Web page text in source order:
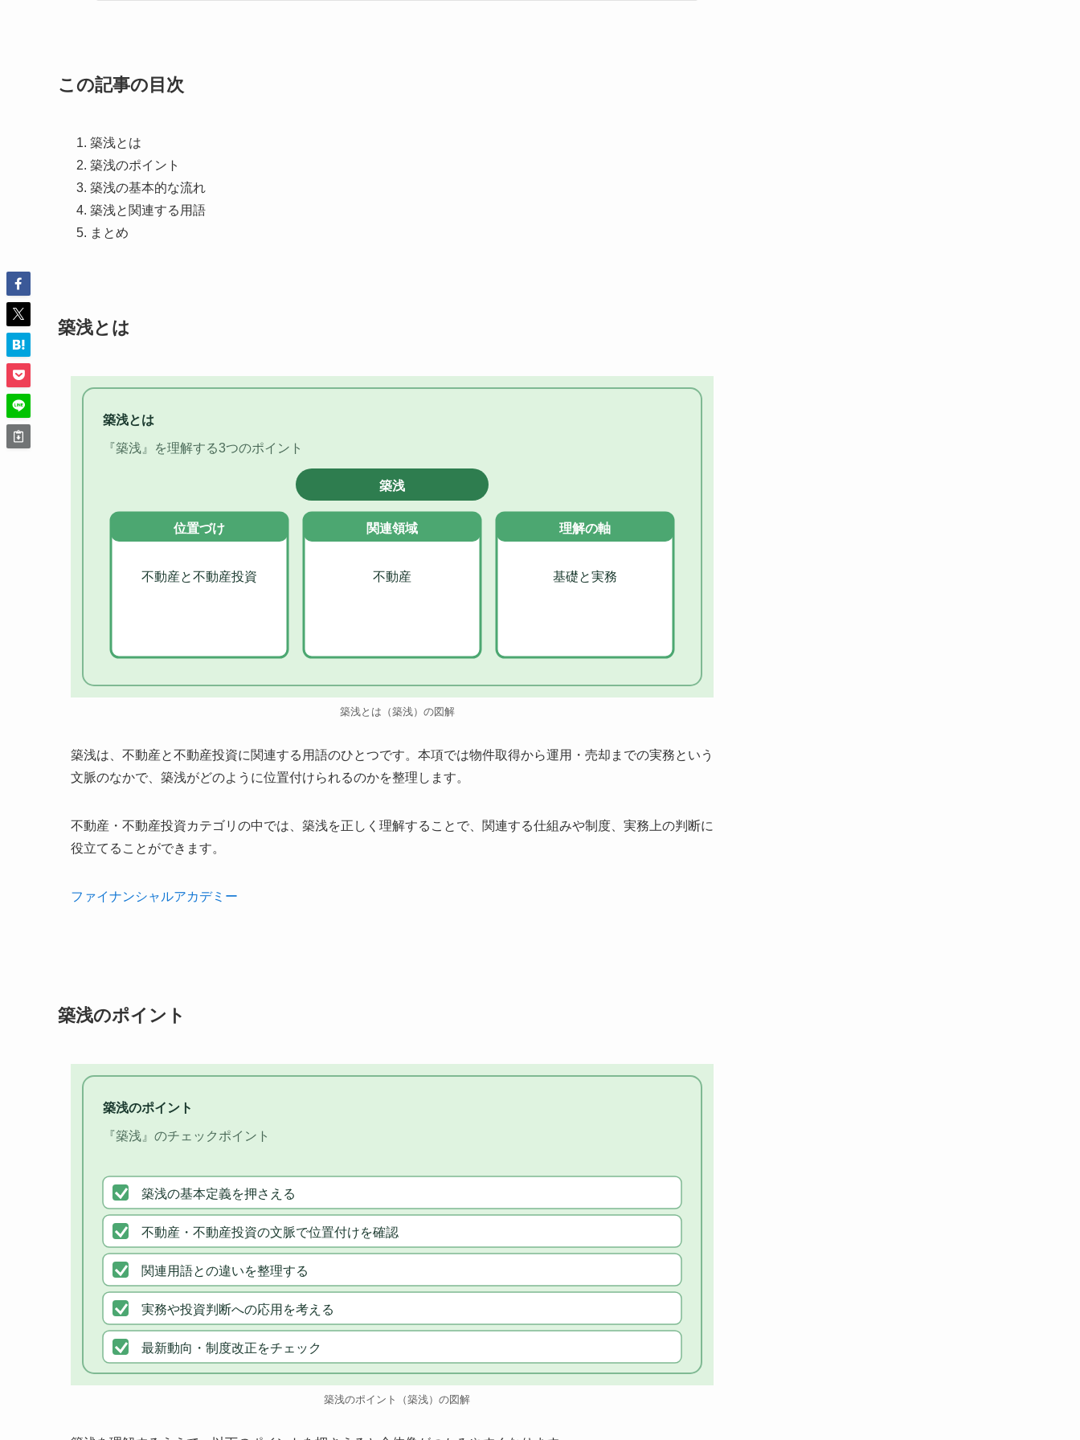
この記事の目次
築浅とは
築浅のポイント
築浅の基本的な流れ
築浅と関連する用語
まとめ
築浅とは
築浅とは
『築浅』を理解する3つのポイント
築浅
位置づけ
不動産と不動産投資
関連領域
不動産
理解の軸
基礎と実務
築浅とは（築浅）の図解
築浅は、不動産と不動産投資に関連する用語のひとつです。本項では物件取得から運用・売却までの実務という
文脈のなかで、築浅がどのように位置付けられるのかを整理します。
不動産・不動産投資カテゴリの中では、築浅を正しく理解することで、関連する仕組みや制度、実務上の判断に
役立てることができます。
ファイナンシャルアカデミー
築浅のポイント
築浅のポイント
『築浅』のチェックポイント
築浅の基本定義を押さえる
不動産・不動産投資の文脈で位置付けを確認
関連用語との違いを整理する
実務や投資判断への応用を考える
最新動向・制度改正をチェック
築浅のポイント（築浅）の図解